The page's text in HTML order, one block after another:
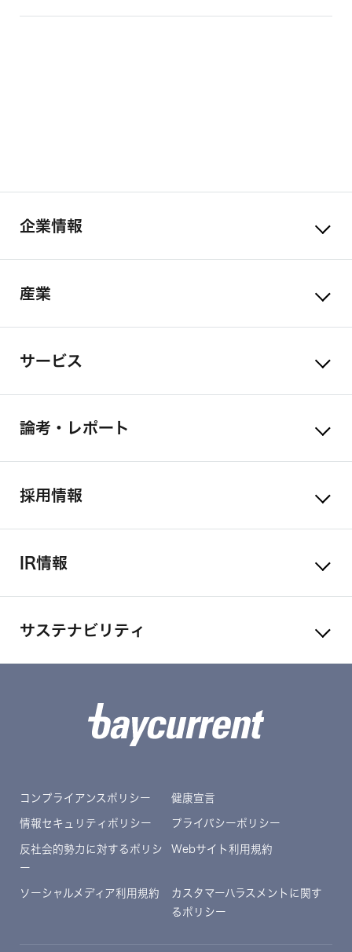
企業情報
産業
サービス
論考・レポート
採用情報
IR情報
サステナビリティ
コンプライアンスポリシー 健康宣言
情報セキュリティポリシー プライバシーポリシー
反社会的勢力に対するポリシ
ー
Webサイト利用規約
ソーシャルメディア利用規約
カスタマーハラスメントに関す
るポリシー